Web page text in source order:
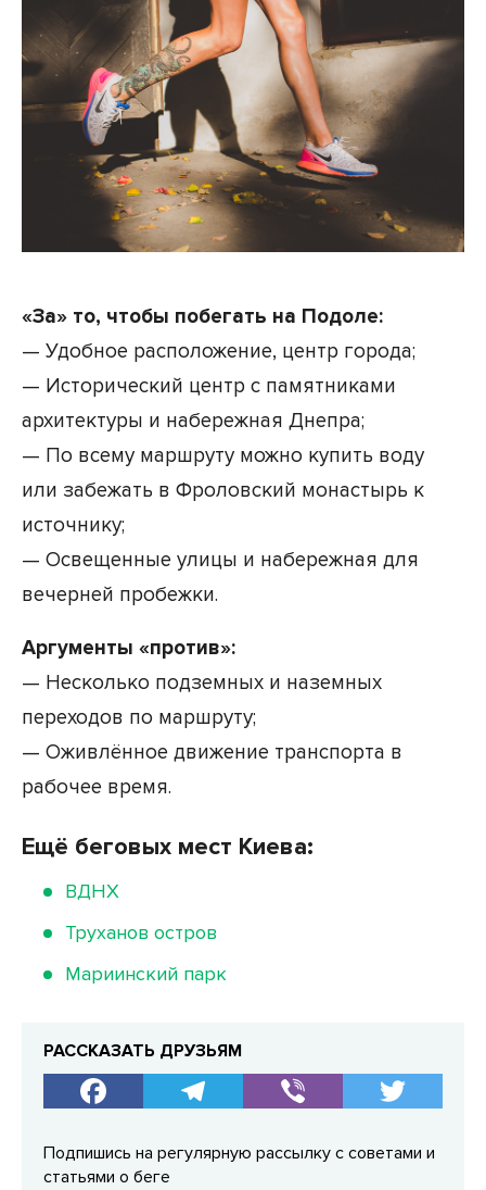
«За» то, чтобы побегать на Подоле:
— Удобное расположение, центр города;
— Исторический центр с памятниками
архитектуры и набережная Днепра;
— По всему маршруту можно купить воду
или забежать в Фроловский монастырь к
источнику;
— Освещенные улицы и набережная для
вечерней пробежки.
Аргументы «против»:
— Несколько подземных и наземных
переходов по маршруту;
— Оживлённое движение транспорта в
рабочее время.
Ещё беговых мест Киева:
ВДНХ
Труханов остров
Мариинский парк
РАССКАЗАТЬ ДРУЗЬЯМ
Подпишись на регулярную рассылку с советами и
статьями о беге